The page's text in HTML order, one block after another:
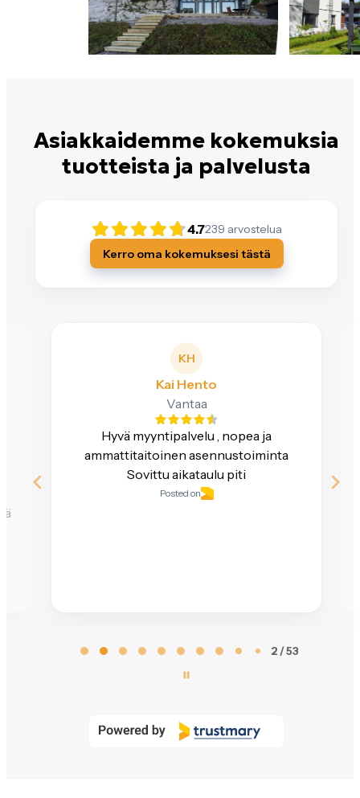
Asiakkaidemme kokemuksia
tuotteista ja palvelusta
4.7239 arvostelua
Kerro oma kokemuksesi tästä
KH
Kai Hento
Vantaa
Hyvä myyntipalvelu , nopea ja
ammattitaitoinen asennustoiminta
Sovittu aikataulu piti
Posted on
2 / 53